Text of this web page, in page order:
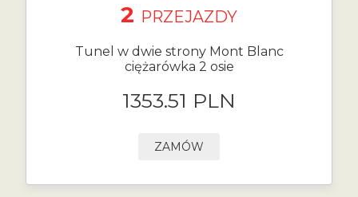
2 PRZEJAZDY
Tunel w dwie strony Mont Blanc
ciężarówka 2 osie
1353.51 PLN
ZAMÓW